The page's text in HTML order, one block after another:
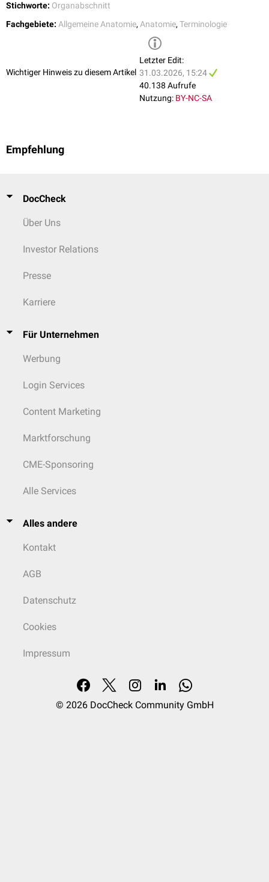
Stichworte: Organabschnitt
Fachgebiete: Allgemeine Anatomie, Anatomie, Terminologie
Wichtiger Hinweis zu diesem Artikel
Letzter Edit:
31.03.2026, 15:24
40.138 Aufrufe
Nutzung: BY-NC-SA
Empfehlung
DocCheck
Über Uns
Investor Relations
Presse
Karriere
Für Unternehmen
Werbung
Login Services
Content Marketing
Marktforschung
CME-Sponsoring
Alle Services
Alles andere
Kontakt
AGB
Datenschutz
Cookies
Impressum
© 2026 DocCheck Community GmbH